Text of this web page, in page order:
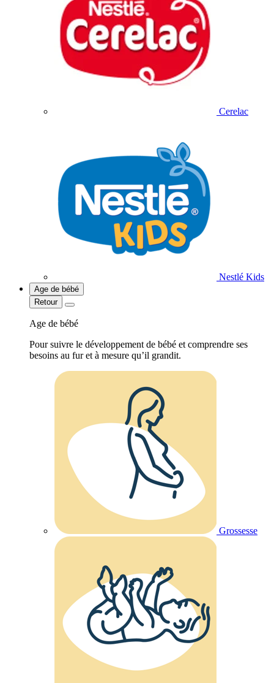
Cerelac
Nestlé Kids
Age de bébé
Retour
Age de bébé
Pour suivre le développement de bébé et comprendre ses
besoins au fur et à mesure qu’il grandit.
Grossesse